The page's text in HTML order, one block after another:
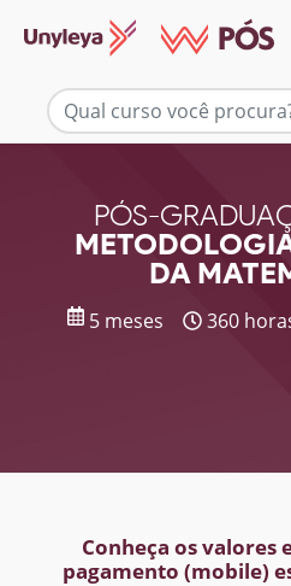
PÓS-
DA
5 meses 360
Conheça os valores
pagamento (mobile)
Mais